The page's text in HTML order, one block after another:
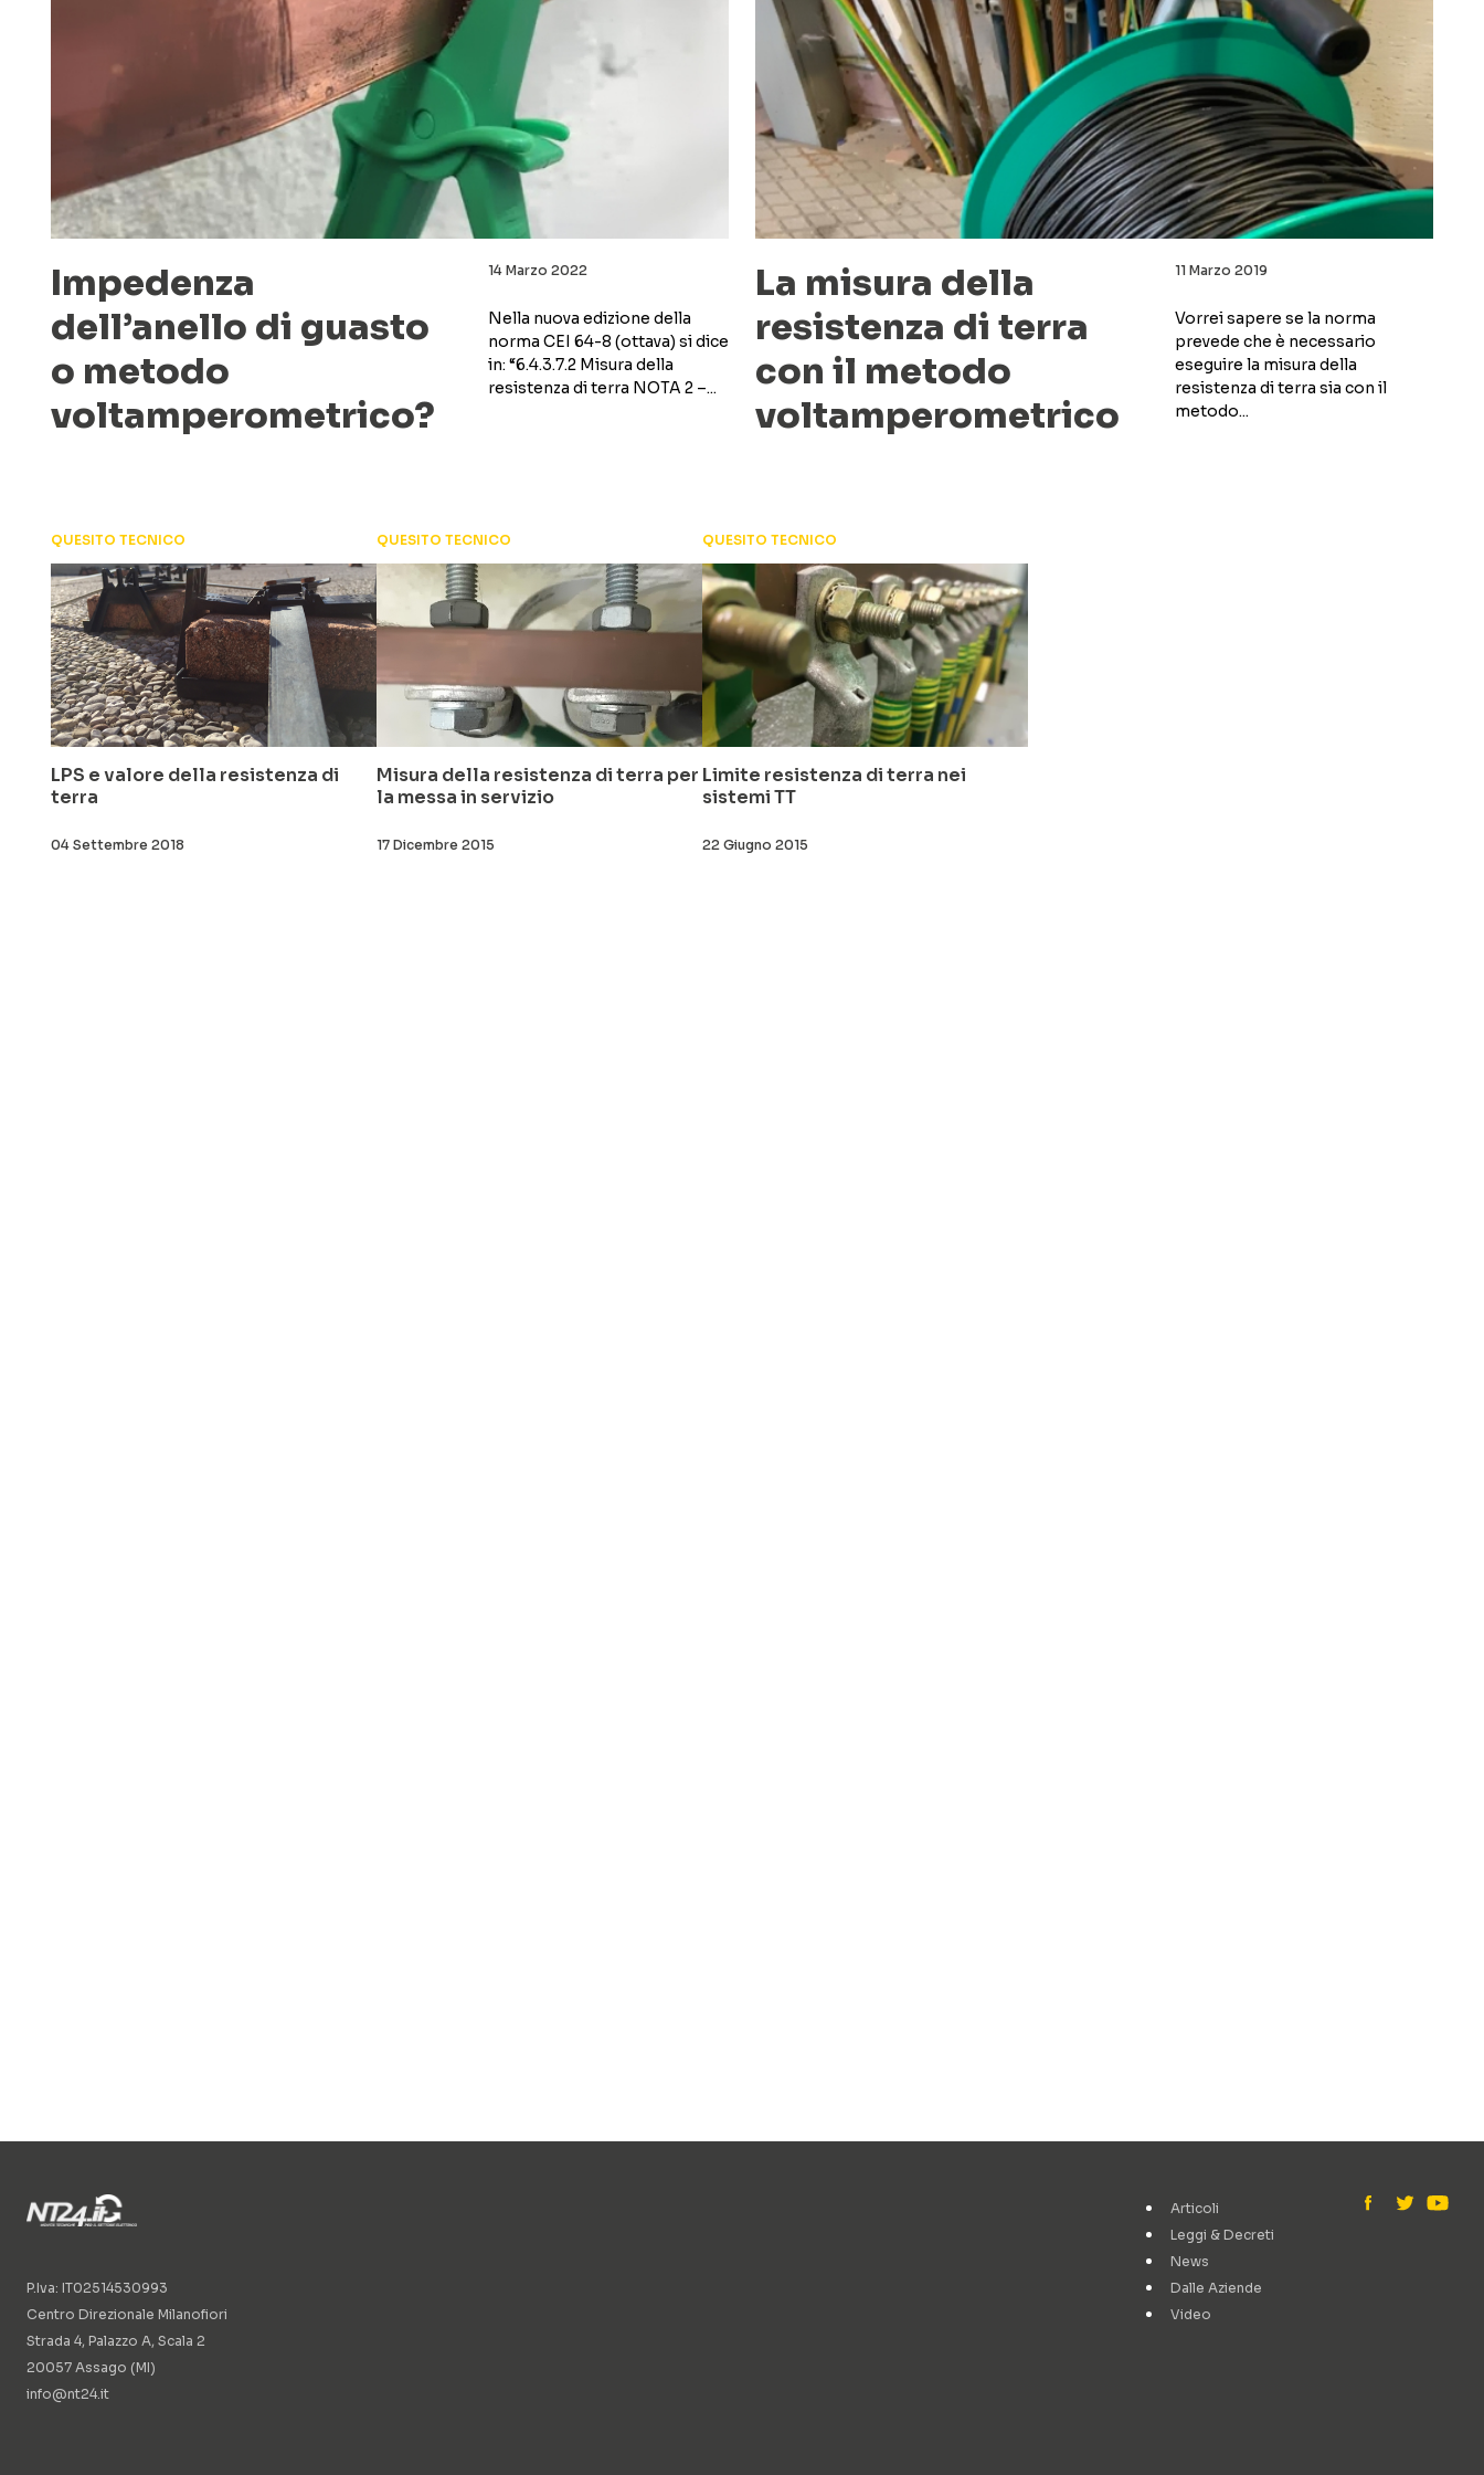
Impedenza
dell’anello di guasto
o metodo
voltamperometrico?
14 Marzo 2022
Nella nuova edizione della
norma CEI 64-8 (ottava) si dice
in: “6.4.3.7.2 Misura della
resistenza di terra NOTA 2 –...
La misura della
resistenza di terra
con il metodo
voltamperometrico
11 Marzo 2019
Vorrei sapere se la norma
prevede che è necessario
eseguire la misura della
resistenza di terra sia con il
metodo...
QUESITO TECNICO
LPS e valore della resistenza di
terra
04 Settembre 2018
QUESITO TECNICO
Misura della resistenza di terra per
la messa in servizio
17 Dicembre 2015
QUESITO TECNICO
Limite resistenza di terra nei
sistemi TT
22 Giugno 2015
P.Iva: IT02514530993
Centro Direzionale Milanofiori
Strada 4, Palazzo A, Scala 2
20057 Assago (MI)
info@nt24.it
Articoli
Leggi & Decreti
News
Dalle Aziende
Video